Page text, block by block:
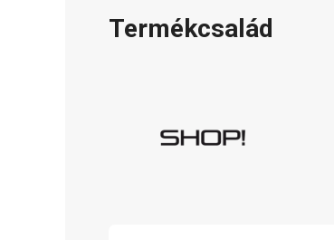
Termékcsalád